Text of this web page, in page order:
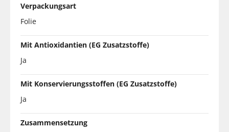
Verpackungsart
Folie
Mit Antioxidantien (EG Zusatzstoffe)
Ja
Mit Konservierungsstoffen (EG Zusatzstoffe)
Ja
Zusammensetzung